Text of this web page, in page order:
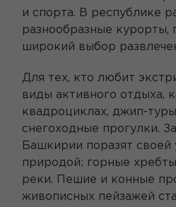
и спорта. В республике
разнообразные
широкий выбор
Для тех, кто любит
виды активного отдыха,
квадроциклах, джип-
снегоходные прогулки.
Башкирии поразят своей
природой: горные
реки. Пешие и конные
живописных пейзажей